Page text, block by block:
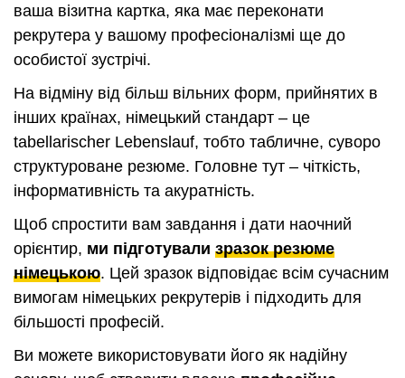
ваша візитна картка, яка має переконати
рекрутера у вашому професіоналізмі ще до
особистої зустрічі.
На відміну від більш вільних форм, прийнятих в
інших країнах, німецький стандарт – це
tabellarischer Lebenslauf, тобто табличне, суворо
структуроване резюме. Головне тут – чіткість,
інформативність та акуратність.
Щоб спростити вам завдання і дати наочний
орієнтир, ми підготували зразок резюме
німецькою. Цей зразок відповідає всім сучасним
вимогам німецьких рекрутерів і підходить для
більшості професій.
Ви можете використовувати його як надійну